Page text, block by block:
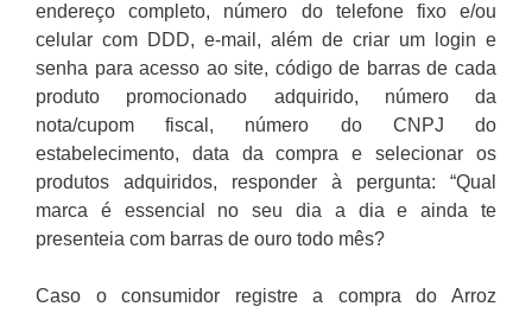
endereço completo, número do telefone fixo e/ou
celular com DDD, e-mail, além de criar um login e
senha para acesso ao site, código de barras de cada
produto promocionado adquirido, número da
nota/cupom fiscal, número do CNPJ do
estabelecimento, data da compra e selecionar os
produtos adquiridos, responder à pergunta: “Qual
marca é essencial no seu dia a dia e ainda te
presenteia com barras de ouro todo mês?
Caso o consumidor registre a compra do Arroz